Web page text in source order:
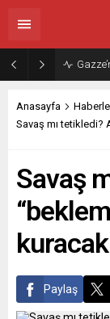
Anasayfa
Savaş mı tetikledi?
Savaş
kuracak
Paylaş